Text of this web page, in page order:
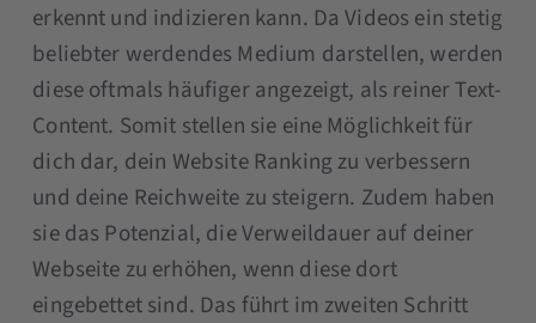
erkennt und indizieren kann. Da Videos ein stetig
beliebter werdendes Medium darstellen, werden
diese oftmals häufiger angezeigt, als reiner Text-
Content. Somit stellen sie eine Möglichkeit für
dich dar, dein Website Ranking zu verbessern
und deine Reichweite zu steigern. Zudem haben
sie das Potenzial, die Verweildauer auf deiner
Webseite zu erhöhen, wenn diese dort
eingebettet sind. Das führt im zweiten Schritt